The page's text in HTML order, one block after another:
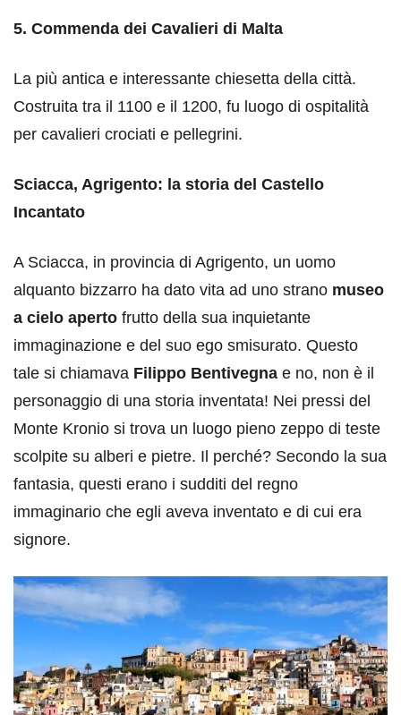
5. Commenda dei Cavalieri di Malta
La più antica e interessante chiesetta della città.
Costruita tra il 1100 e il 1200, fu luogo di ospitalità
per cavalieri crociati e pellegrini.
Sciacca, Agrigento: la storia del Castello
Incantato
A Sciacca, in provincia di Agrigento, un uomo
alquanto bizzarro ha dato vita ad uno strano museo
a cielo aperto frutto della sua inquietante
immaginazione e del suo ego smisurato. Questo
tale si chiamava Filippo Bentivegna e no, non è il
personaggio di una storia inventata! Nei pressi del
Monte Kronio si trova un luogo pieno zeppo di teste
scolpite su alberi e pietre. Il perché? Secondo la sua
fantasia, questi erano i sudditi del regno
immaginario che egli aveva inventato e di cui era
signore.